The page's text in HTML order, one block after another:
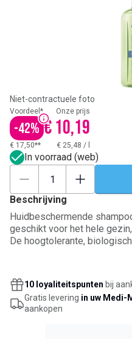
Niet-contractuele foto
Voordeel*
-42%
Onze prijs
€ 10,19
€ 17,50** € 25,48 /
In voorraad (web)
Beschrijving
Huidbeschermende
geschikt voor het hele
De hoogtolerante,
Respecteert het evenwicht
haar en laat het soepel en
in gebruik en prikt niet in de
laten schuimen en uitspoelen.
10 loyaliteitspunten bij
Gratis levering in uw Medi-
aankopen